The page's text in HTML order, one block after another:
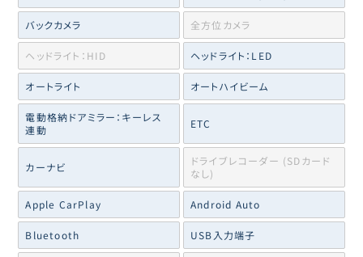
バックカメラ 全方位カメラ
ヘッドライト：HID ヘッドライト：LED
オートライト オートハイビーム
電動格納ドアミラー：キーレス
連動
ETC
カーナビ
ドライブレコーダー (SDカード
なし)
Apple CarPlay Android Auto
Bluetooth USB入力端子